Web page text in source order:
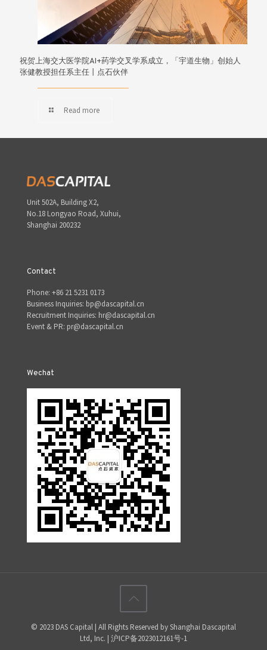
祝贺上海交大医学院AI+药学交叉学系成立，「宇道生物」创始人
张健教授担任系主任丨点石伙伴
Read more
Unit 502A, Building X2,
No.18 Longyao Road, Xuhui,
Shanghai 200232
Contact
Phone: +86 21 5231 0173
Business Inquiries: bp@dascapital.cn
Recruitment Inquiries: hr@dascapital.cn
Event & PR: pr@dascapital.cn
Wechat
© 2023 DAS Capital | All Rights Reserved by Shanghai Dascapital
Ltd, Inc. | 沪ICP备2023012161号-1